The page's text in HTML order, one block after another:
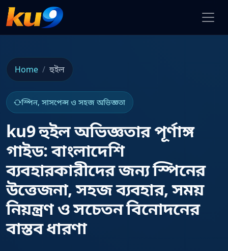
Home হুইল
স্পিন, সাসপেন্স ও সহজ অভিজ্ঞতা
ku9 হুইল অভিজ্ঞতার পূর্ণাঙ্গ
গাইড: বাংলাদেশি
ব্যবহারকারীদের জন্য স্পিনের
উত্তেজনা, সহজ ব্যবহার, সময়
নিয়ন্ত্রণ ও সচেতন বিনোদনের
বাস্তব ধারণা